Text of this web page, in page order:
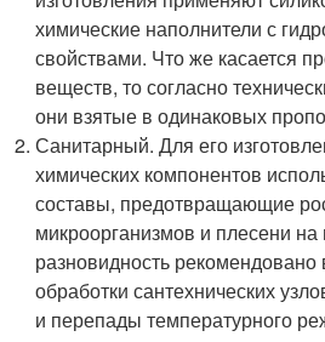
химические наполнители с
свойствами. Что же касается
веществ, то согласно
они взятые в одинаковых
Санитарный. Для его
химических компонентов
составы, предотвращающие
микроорганизмов и плесени
разновидность
обработки сантехнических
и перепады температурного